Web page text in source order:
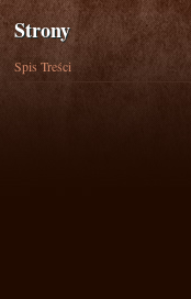
Strony
Spis Treści